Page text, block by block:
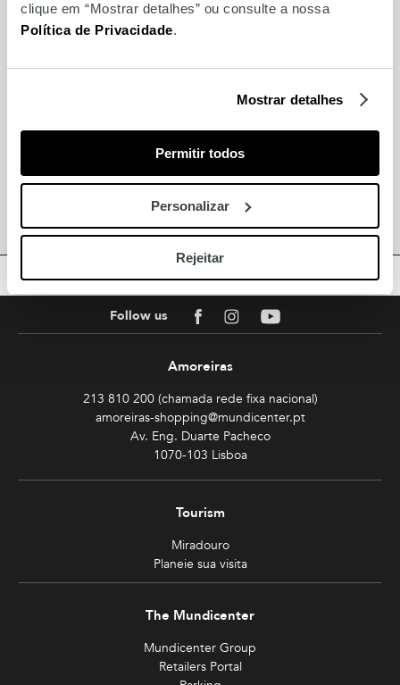
clique em “Mostrar detalhes” ou consulte a nossa
Política de Privacidade.
Mostrar detalhes
Permitir todos
Personalizar
Rejeitar
Also for you
Soya Express
Lola Casademunt
Raquel Poço Jewellery
Follow us FacebookInstagramYoutube
Amoreiras
213 810 200 (chamada rede fixa nacional)
amoreiras-shopping@mundicenter.pt
Av. Eng. Duarte Pacheco
1070-103 Lisboa
Tourism
Miradouro
Planeie sua visita
The Mundicenter
Mundicenter Group
Retailers Portal